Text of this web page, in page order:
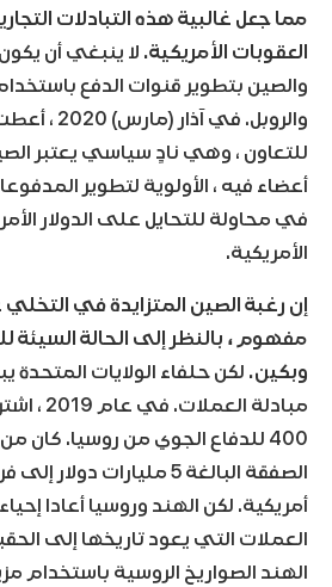
مما جعل غالبية هذه التبادلات
العقوبات الأمريكية. لا ينبغي أن
والصين بتطوير قنوات الدفع
والروبل.
للتعاون ، وهي نادٍ سياسي يعتبر
أعضاء فيه ، الأولوية لتطوير
في محاولة للتحايل على الدولار
الأمريكية.
إن رغبة الصين المتزايدة في التخلي
مفهوم ، بالنظر إلى الحالة السيئة
وبكين. لكن حلفاء الولايات المتحدة
400 للدفاع الجوي من روسيا. كان
الصفقة البالغة 5 مليارات
أمريكية. لكن الهند وروسيا أعادا
العملات التي يعود تاريخها إلى
الهند الصواريخ الروسية باستخدام